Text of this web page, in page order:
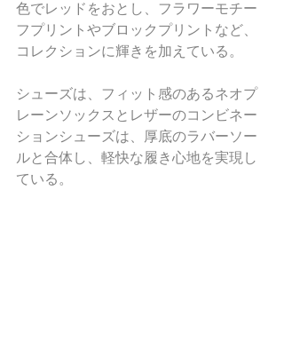
色でレッドをおとし、フラワーモチー
フプリントやブロックプリントなど、
コレクションに輝きを加えている。
シューズは、フィット感のあるネオプ
レーンソックスとレザーのコンビネー
ションシューズは、厚底のラバーソー
ルと合体し、軽快な履き心地を実現し
ている。